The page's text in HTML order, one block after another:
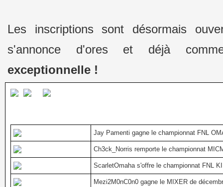
Les inscriptions sont désormais
s'annonce d'ores et déjà
exceptionnelle !
Jay Pamenti gagne le championnat FNL
Ch3ck_Norris remporte le championnat
ScarletOmaha s'offre le championnat FNL
Mezi2M0nC0n0 gagne le MIXER de